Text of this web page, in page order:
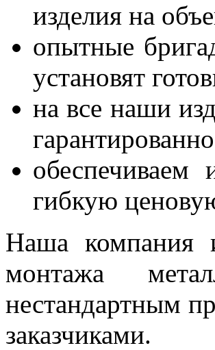
изделия на
опытные
установят
на все наши
гибкую
Наша компания
монтажа
нестандартным
заказчиками.